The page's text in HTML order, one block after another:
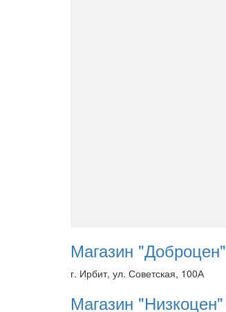
Магазин "Доброцен"
г. Ирбит, ул. Советская, 100А
Магазин "Низкоцен"